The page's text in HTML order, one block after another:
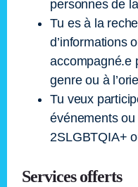
personnes de
Tu es à la
d’informations
accompagné.e
genre ou à
Tu veux
événements
2SLGBTQIA+
Services offerts